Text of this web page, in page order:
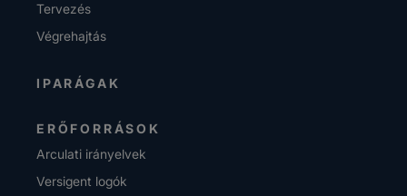
Tervezés
Végrehajtás
IPARÁGAK
ERŐFORRÁSOK
Arculati irányelvek
Versigent logók